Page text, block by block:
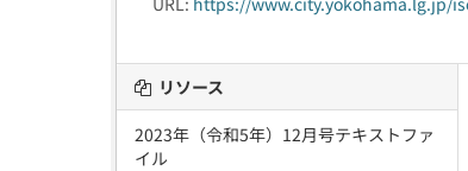
リソース
2023年（令和5年）12月号テキストファ
イル